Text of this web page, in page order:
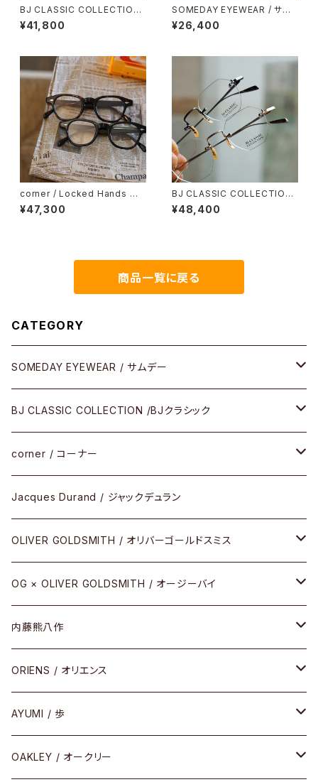
BJ CLASSIC COLLECTION
PREM-114NT ボストン BJクラ
シック
¥41,800
SOMEDAY EYEWEAR / サム
デー ボストン SD-003 正視堂
オリジナル
¥26,400
corner / Locked Hands コ
ーナー ロックドハンズ <orner
¥47,300
BJ CLASSIC COLLECTION
PREM-206NT リムレス ツー
ポイント 縁無し BJクラシック
¥48,400
商品一覧に戻る
CATEGORY
SOMEDAY EYEWEAR / サムデー
メガネ
サングラス
アパレル
その他
BJ CLASSIC COLLECTION /BJクラシック
CELLULOID（CRAFTSMAN EDITION）
SHINBARI（CRAFTSMAN EDITION）
URUSHI（CRAFTSMAN EDITION）
REVIVAL EDITION
HEAVY EDITION
COMBI （コンビシリーズ）
PREMIUM（プレミアムシリーズ）
PLASTIC（プラスティックシリーズ）
corner / コーナー
リサーチシリーズ
サブリメイションシリーズ
Jacques Durand / ジャックデュラン
OLIVER GOLDSMITH / オリバーゴールドスミス
メタル
セル
コンビ
OG × OLIVER GOLDSMITH / オージーバイ
メタル
セル
コンビ
内藤熊八作
セル
メタル
コンビ
ORIENS / オリエンス
セルフレーム
メタルフレーム
AYUMI / 歩
セルフレーム
OAKLEY / オークリー